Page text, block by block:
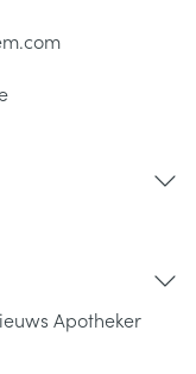
Apotheker